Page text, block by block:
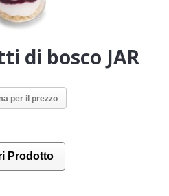
di bosco JAR
per il prezzo
Prodotto